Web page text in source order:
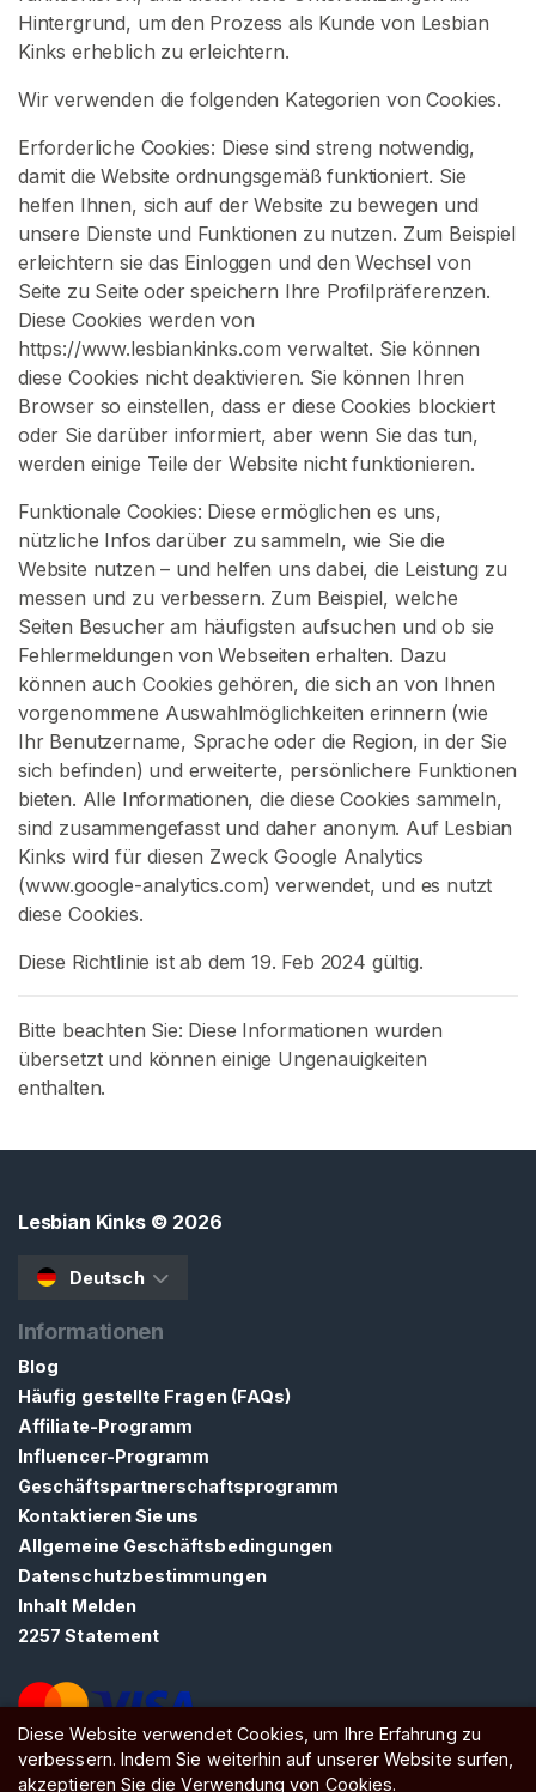
Hintergrund, um den Prozess als Kunde von Lesbian
Kinks erheblich zu erleichtern.
Wir verwenden die folgenden Kategorien von Cookies.
Erforderliche Cookies: Diese sind streng notwendig,
damit die Website ordnungsgemäß funktioniert. Sie
helfen Ihnen, sich auf der Website zu bewegen und
unsere Dienste und Funktionen zu nutzen. Zum Beispiel
erleichtern sie das Einloggen und den Wechsel von
Seite zu Seite oder speichern Ihre Profilpräferenzen.
Diese Cookies werden von
https://www.lesbiankinks.com verwaltet. Sie können
diese Cookies nicht deaktivieren. Sie können Ihren
Browser so einstellen, dass er diese Cookies blockiert
oder Sie darüber informiert, aber wenn Sie das tun,
werden einige Teile der Website nicht funktionieren.
Funktionale Cookies: Diese ermöglichen es uns,
nützliche Infos darüber zu sammeln, wie Sie die
Website nutzen – und helfen uns dabei, die Leistung zu
messen und zu verbessern. Zum Beispiel, welche
Seiten Besucher am häufigsten aufsuchen und ob sie
Fehlermeldungen von Webseiten erhalten. Dazu
können auch Cookies gehören, die sich an von Ihnen
vorgenommene Auswahlmöglichkeiten erinnern (wie
Ihr Benutzername, Sprache oder die Region, in der Sie
sich befinden) und erweiterte, persönlichere Funktionen
bieten. Alle Informationen, die diese Cookies sammeln,
sind zusammengefasst und daher anonym. Auf Lesbian
Kinks wird für diesen Zweck Google Analytics
(www.google-analytics.com) verwendet, und es nutzt
diese Cookies.
Diese Richtlinie ist ab dem 19. Feb 2024 gültig.
Bitte beachten Sie: Diese Informationen wurden
übersetzt und können einige Ungenauigkeiten
enthalten.
Lesbian Kinks© 2026
Deutsch
Informationen
Blog
Häufig gestellte Fragen (FAQs)
Affiliate-Programm
Influencer-Programm
Geschäftspartnerschaftsprogramm
Kontaktieren Sie uns
Allgemeine Geschäftsbedingungen
Datenschutzbestimmungen
Inhalt Melden
2257 Statement
ATW Ltd, Essex, SS0 7EU, United Kingdom
Diese Website verwendet Cookies, um Ihre Erfahrung zu
verbessern. Indem Sie weiterhin auf unserer Website surfen,
akzeptieren Sie die Verwendung von Cookies.
I
n
a
l
t
L
e
z
d
o
m
s
b
i
s
c
h
e
s
R
o
l
l
e
n
s
i
l
L
s
h
r
F
u
ß
f
e
t
i
s
c
h
L
e
s
b